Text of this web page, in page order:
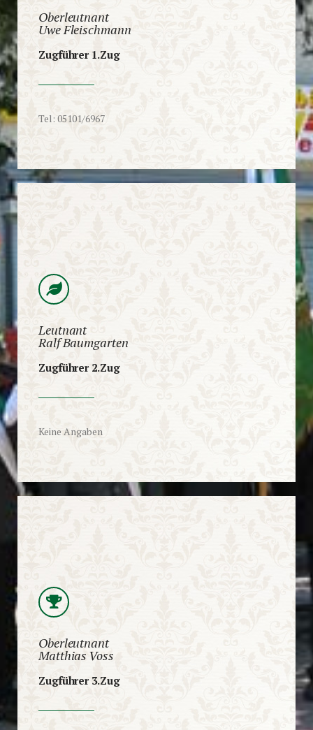
Oberleutnant
Uwe Fleischmann
Zugführer 1.Zug
Tel: 05101/6967
Leutnant
Ralf Baumgarten
Zugführer 2.Zug
Keine Angaben
Oberleutnant
Matthias Voss
Zugführer 3.Zug